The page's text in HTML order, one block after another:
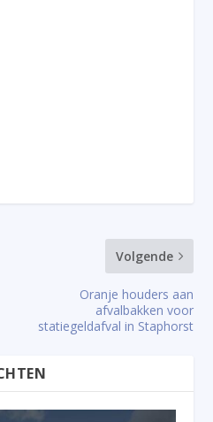
Volgende
Oranje houders aan
afvalbakken voor
statiegeldafval in Staphorst